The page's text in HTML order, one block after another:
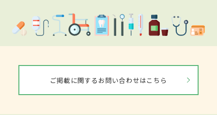
ご掲載に関するお問い合わせはこちら